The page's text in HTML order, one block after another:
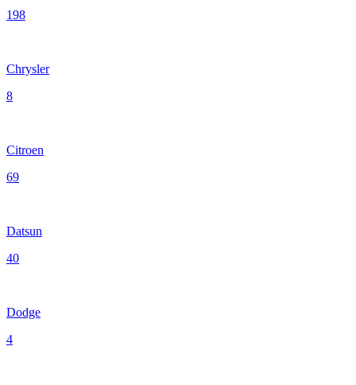
198
Chrysler
8
Citroen
69
Datsun
40
Dodge
4